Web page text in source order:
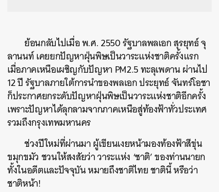
ย้อนกลับไปเมื่อ พ.ศ. 2550 รัฐบาลพลเอก สุรยุทธ์ จุ
ลานนท์ เคยยกปัญหาฝุ่นพิษเป็นวาระแห่งชาติครั้งแรก
เมื่อภาคเหนือเผชิญกับปัญหา PM2.5 ทะลุเพดาน ผ่านไป
12 ปี รัฐบาลภายใต้การนำของพลเอก ประยุทธ์ จันทร์โอชา
ก็ประกาศยกระดับปัญหาฝุ่นพิษเป็นวาระแห่งชาติอีกครั้ง
เพราะปัญหาได้ลุกลามจากภาคเหนือสู่ท้องฟ้าทั่วประเทศ
รวมถึงกรุงเทพมหานคร
ช่วงปีใหม่ที่ผ่านมา ผู้เขียนเงยหน้ามองท้องฟ้าสีขุ่น
ขมุกขมัว ชวนให้สงสัยว่า วาระแห่ง ‘ชาติ’ ของท่านนายก
ทั้งในอดีตและปัจจุบัน หมายถึงชาติไทย ชาตินี้ หรือว่า
ชาติหน้า!